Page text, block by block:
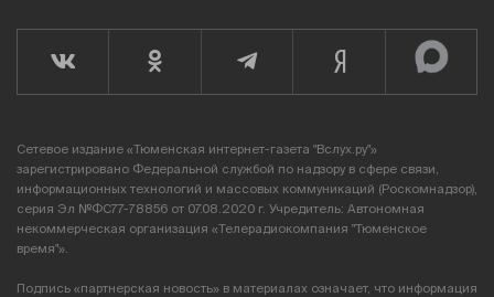
Сетевое издание «Тюменская интернет-газета "Вслух.ру"»
зарегистрировано Федеральной службой по надзору в сфере связи,
информационных технологий и массовых коммуникаций (Роскомнадзор),
серия Эл №ФС77-78856 от 07.08.2020 г. Учредитель: Автономная
некоммерческая организация «Телерадиокомпания "Тюменское
время"».
Подпись «партнерская новость» в материалах означает, что информация